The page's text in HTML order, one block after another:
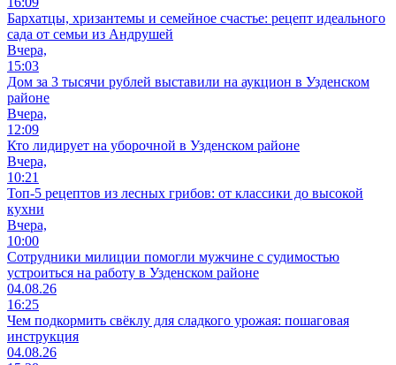
Бархатцы, хризантемы и семейное счастье: рецепт идеального
сада от семьи из Андрушей
Вчера,
15:03
Дом за 3 тысячи рублей выставили на аукцион в Узденском
районе
Вчера,
12:09
Кто лидирует на уборочной в Узденском районе
Вчера,
10:21
Топ-5 рецептов из лесных грибов: от классики до высокой
кухни
Вчера,
10:00
Сотрудники милиции помогли мужчине с судимостью
устроиться на работу в Узденском районе
04.08.26
16:25
Чем подкормить свёклу для сладкого урожая: пошаговая
инструкция
04.08.26